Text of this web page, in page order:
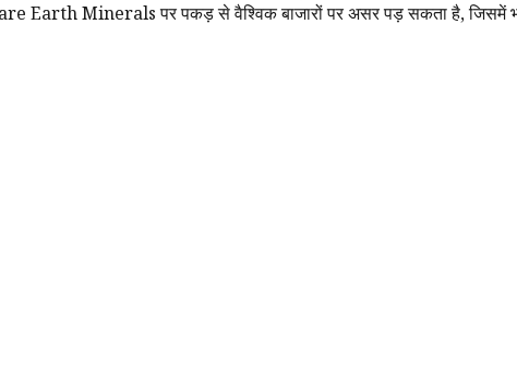
Earth Minerals पर पकड़ से वैश्विक बाजारों पर असर पड़ सकता है, जिसमें